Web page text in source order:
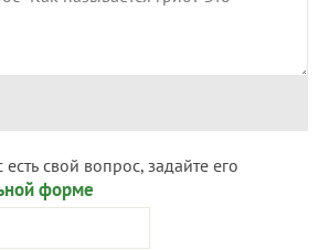
есть свой вопрос, задайте его
форме